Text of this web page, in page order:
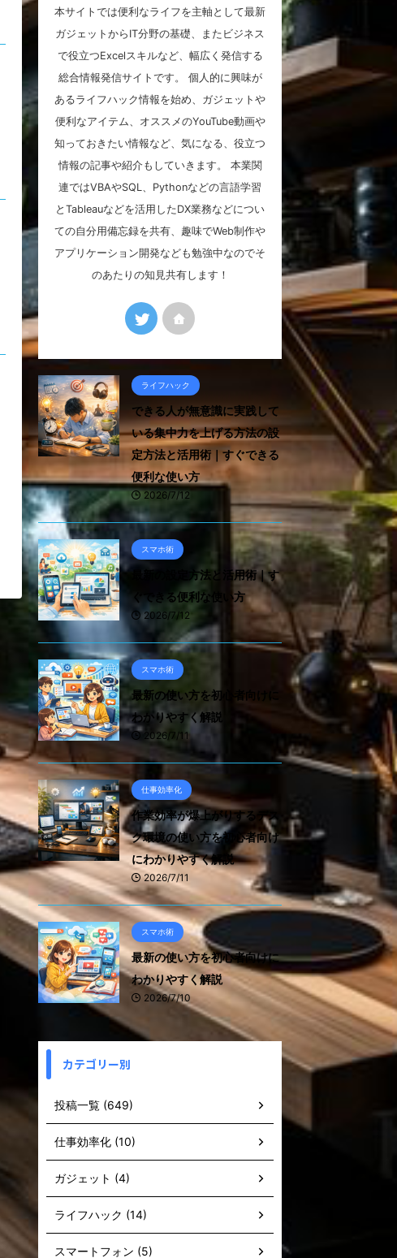
本サイトでは便利なライフを主軸として最新
ガジェットからIT分野の基礎、またビジネス
で役立つExcelスキルなど、幅広く発信する
総合情報発信サイトです。 個人的に興味が
あるライフハック情報を始め、ガジェットや
便利なアイテム、オススメのYouTube動画や
知っておきたい情報など、気になる、役立つ
情報の記事や紹介もしていきます。 本業関
連ではVBAやSQL、Pythonなどの言語学習
とTableauなどを活用したDX業務などについ
ての自分用備忘録を共有、趣味でWeb制作や
アプリケーション開発なども勉強中なのでそ
のあたりの知見共有します！
ライフハック
できる人が無意識に実践して
いる集中力を上げる方法の設
定方法と活用術｜すぐできる
便利な使い方
2026/7/12
スマホ術
最新の設定方法と活用術｜す
ぐできる便利な使い方
2026/7/12
スマホ術
最新の使い方を初心者向けに
わかりやすく解説
2026/7/11
仕事効率化
作業効率が爆上がりするデス
ク環境の使い方を初心者向け
にわかりやすく解説
2026/7/11
スマホ術
最新の使い方を初心者向けに
わかりやすく解説
2026/7/10
カテゴリー別
投稿一覧 (649)
仕事効率化 (10)
ガジェット (4)
ライフハック (14)
スマートフォン (5)